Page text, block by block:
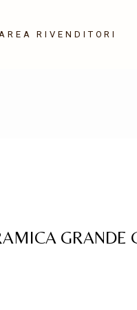
RIVENDITORI
GRANDE